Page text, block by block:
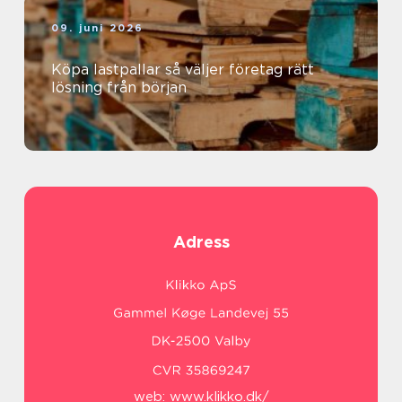
09. juni 2026
Köpa lastpallar så väljer företag rätt
lösning från början
Adress
web: www.klikko.dk/